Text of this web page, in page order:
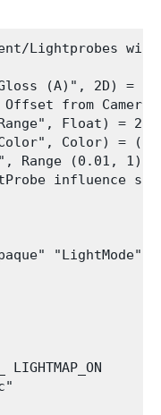
Lightprobes
(A)", 2D) =
from
Float) = 20
Color) =
Range (0.01,
influence
LIGHTMAP_ON